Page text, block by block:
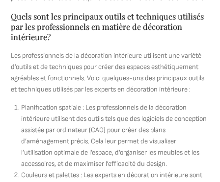
Quels sont les principaux outils et techniques utilisés
par les professionnels en matière de décoration
intérieure?
Les professionnels de la décoration intérieure utilisent une variété
d’outils et de techniques pour créer des espaces esthétiquement
agréables et fonctionnels. Voici quelques-uns des principaux outils
et techniques utilisés par les experts en décoration intérieure :
Planification spatiale : Les professionnels de la décoration
intérieure utilisent des outils tels que des logiciels de conception
assistée par ordinateur (CAO) pour créer des plans
d’aménagement précis. Cela leur permet de visualiser
l’utilisation optimale de l’espace, d’organiser les meubles et les
accessoires, et de maximiser l’efficacité du design.
Couleurs et palettes : Les experts en décoration intérieure sont